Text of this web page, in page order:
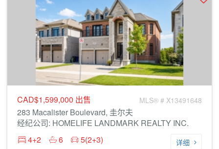
CAD$1,599,000 出售 MLS® # X13491648
283 Macalister Boulevard, 圭尔夫
经纪公司: HOMELIFE LANDMARK REALTY INC.
4+2
6 5(2+3) 详细